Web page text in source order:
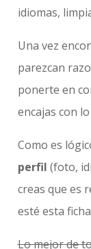
idiomas,
Una vez
parezcan
ponerte en
encajas con
Como es
perfil (foto,
creas que es
esté esta
Lo mejor de